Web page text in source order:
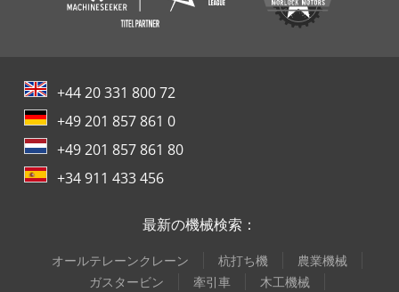
+44 20 331 800 72
+49 201 857 861 0
+49 201 857 861 80
+34 911 433 456
最新の機械検索：
オールテレーンクレーン 杭打ち機
農業機械
ガスタービン
牽引車
木工機械